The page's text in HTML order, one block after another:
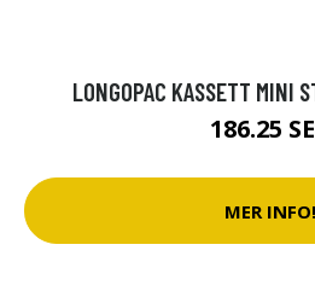
LONGOPAC KASSETT MINI
186.25
MER INFO!